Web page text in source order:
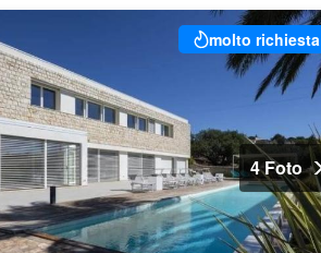
molto richiesta
4 Foto